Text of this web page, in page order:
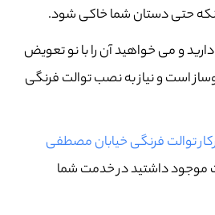
حتی دستان شما خاکی شود.
و می خواهید آن را با نو تعویض
است و نیاز به نصب توالت فرنگی
توالت فرنگی خیابان مصطفی
موجود داشتید در خدمت شما